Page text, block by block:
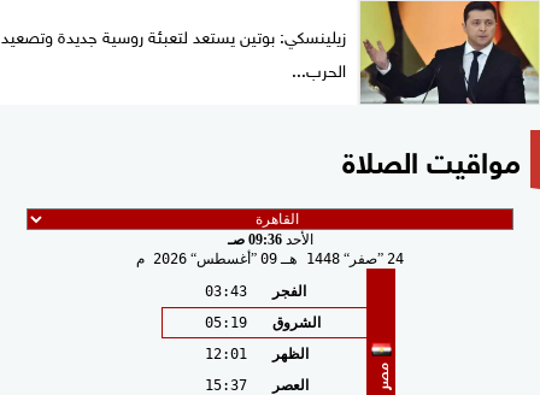
زيلينسكي: بوتين يستعد لتعبئة روسية جديدة وتصعيد
الحرب...
مواقيت الصلاة
الأحد09:36 صـ
24 صفر 1448 هـ 09 أغسطس 2026 م
مصر
الفجر
03:43
الشروق
05:19
الظهر
12:01
العصر
15:37